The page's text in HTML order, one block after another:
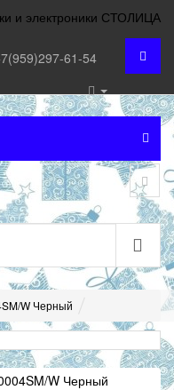
61-54
W Черный